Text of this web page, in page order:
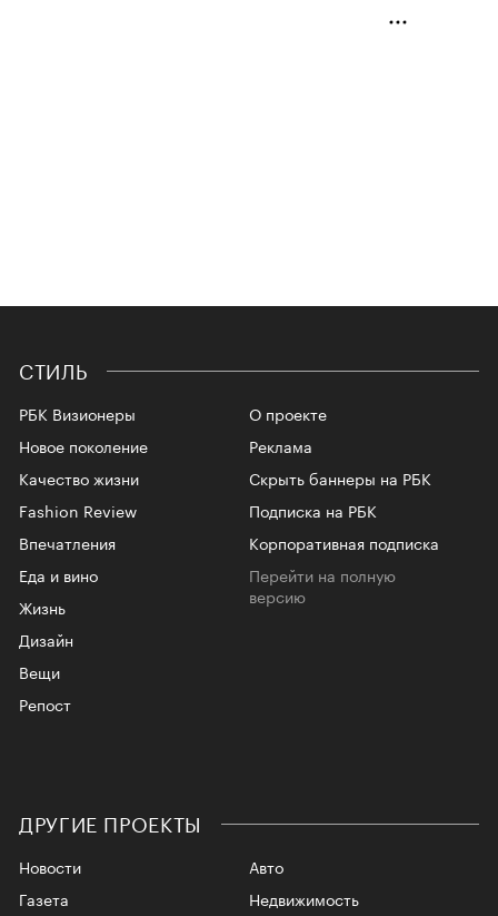
СТИЛЬ
РБК Визионеры
Новое поколение
Качество жизни
Fashion Review
Впечатления
Еда и вино
Жизнь
Дизайн
Вещи
Репост
О проекте
Реклама
Скрыть баннеры на РБК
Подписка на РБК
Корпоративная подписка
Перейти на полную
версию
ДРУГИЕ ПРОЕКТЫ
Новости
Газета
Авто
Недвижимость